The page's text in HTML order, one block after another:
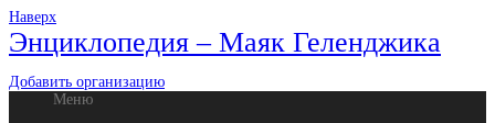
Наверх
Энциклопедия – Маяк Геленджика
Добавить организацию
Меню